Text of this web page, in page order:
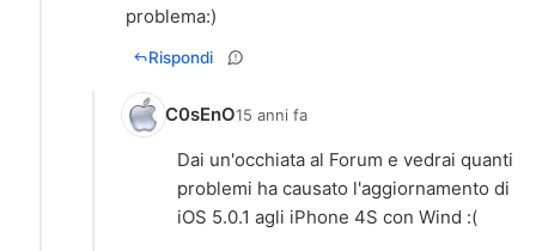
problema:)
Rispondi
C0sEnO15 anni fa
Dai un'occhiata al Forum e vedrai quanti
problemi ha causato l'aggiornamento di
iOS 5.0.1 agli iPhone 4S con Wind :(